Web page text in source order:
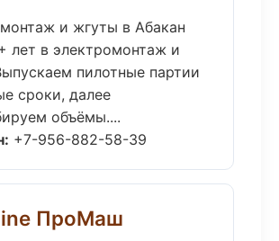
и жгуты в Абакан
лет в электромонтаж и
пилотные партии
сроки, далее
объёмы....
+7-956-882-58-39
ПроМаш